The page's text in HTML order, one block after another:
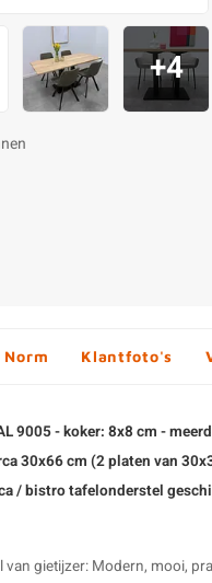
+4
Norm Klantfoto's
9005 - koker: 8x8 cm -
30x66 cm (2 platen van
/ bistro tafelonderstel
gietijzer: Modern, mooi,